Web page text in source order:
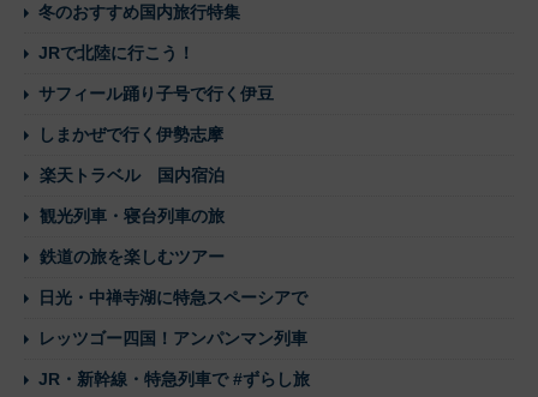
冬のおすすめ国内旅行特集
JRで北陸に行こう！
サフィール踊り子号で行く伊豆
しまかぜで行く伊勢志摩
楽天トラベル 国内宿泊
観光列車・寝台列車の旅
鉄道の旅を楽しむツアー
日光・中禅寺湖に特急スペーシアで
レッツゴー四国！アンパンマン列車
JR・新幹線・特急列車で #ずらし旅